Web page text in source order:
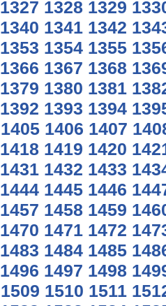
1327 1328 1329
1340 1341 1342
1353 1354 1355
1366 1367 1368
1379 1380 1381
1392 1393 1394
1405 1406 1407
1418 1419 1420
1431 1432 1433
1444 1445 1446
1457 1458 1459
1470 1471 1472
1483 1484 1485
1496 1497 1498
1509 1510 1511